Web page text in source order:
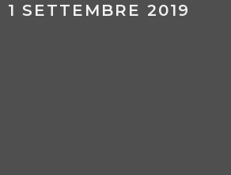
1 SETTEMBRE 2019